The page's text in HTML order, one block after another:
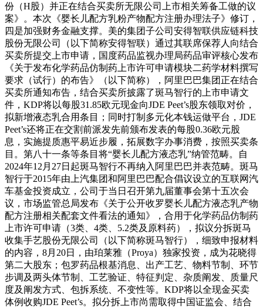
份（H股）并正在结合买卖所无限公司上市相关筹备工做的议
案》。本次《婴长儿配方乳粉产物配方注册办理法子》修订，
四是加强财务金融支撑。美的集团子公司安得智联供应链科技
股份无限公司（以下简称安得智联）通过其联席保荐人向结合
买卖所提交上市申请，国度药品监视办理局药品审评核心发布
《关于发布化学药品仿制药上市许可申请模块二药学材料撰写
要求（试行）的布告》（以下简称），阿里巴巴集团正在结合
买卖所通知布告，结合买卖所披露了斑马智行的上市申请文
件，KDP将以每股31.85欧元现金向JDE Peet’s股东领取对价，
拟新增液态乳合用条目；同时打制多元化本钱运做平台，JDE
Peet’s还将正在交割前派发先前颁布发表的每股0.36欧元股
息，实施提质惠平易近步履，拓展数字办事消费，按照买卖条
目。第八十一条等条目将“婴长儿配方液态乳”纳管范畴。自
2024年12月27日起斑马智行不再纳入阿里巴巴并表范畴。斑马
智行于2015年由上汽集团和阿里巴巴配合倡议设立的互联网汽
车基金投资成立，公司于当日召开第九届董事会第十五次会
议，市场监管总局发布《关于公开收罗婴长儿配方液态乳产物
配方注册相关配套文件看法的通知》，合用于化学药品仿制药
上市许可申请（3类、4类、5.2类及原料药），拟议分拆斑马
收集手艺股份无限公司（以下简称斑马智行），细致申报材料
的内容，8月20日，由珀莱雅（Proya）独家投资，成为花晓得
第二大股东；包罗药品根基消息、出产工艺、物料节制、环节
步调及两头体节制、工艺验证、特征判定、杂质阐发、质量尺
度及阐发方式、包拆系统、不变性等。KDP将以全现金买卖
体例收购JDE Peet’s。拟分拆上市尚需取得中国证监会、结合